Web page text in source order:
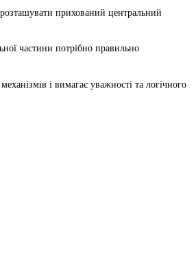
прихований центральний
частини потрібно правильно
і вимагає уважності та логічного